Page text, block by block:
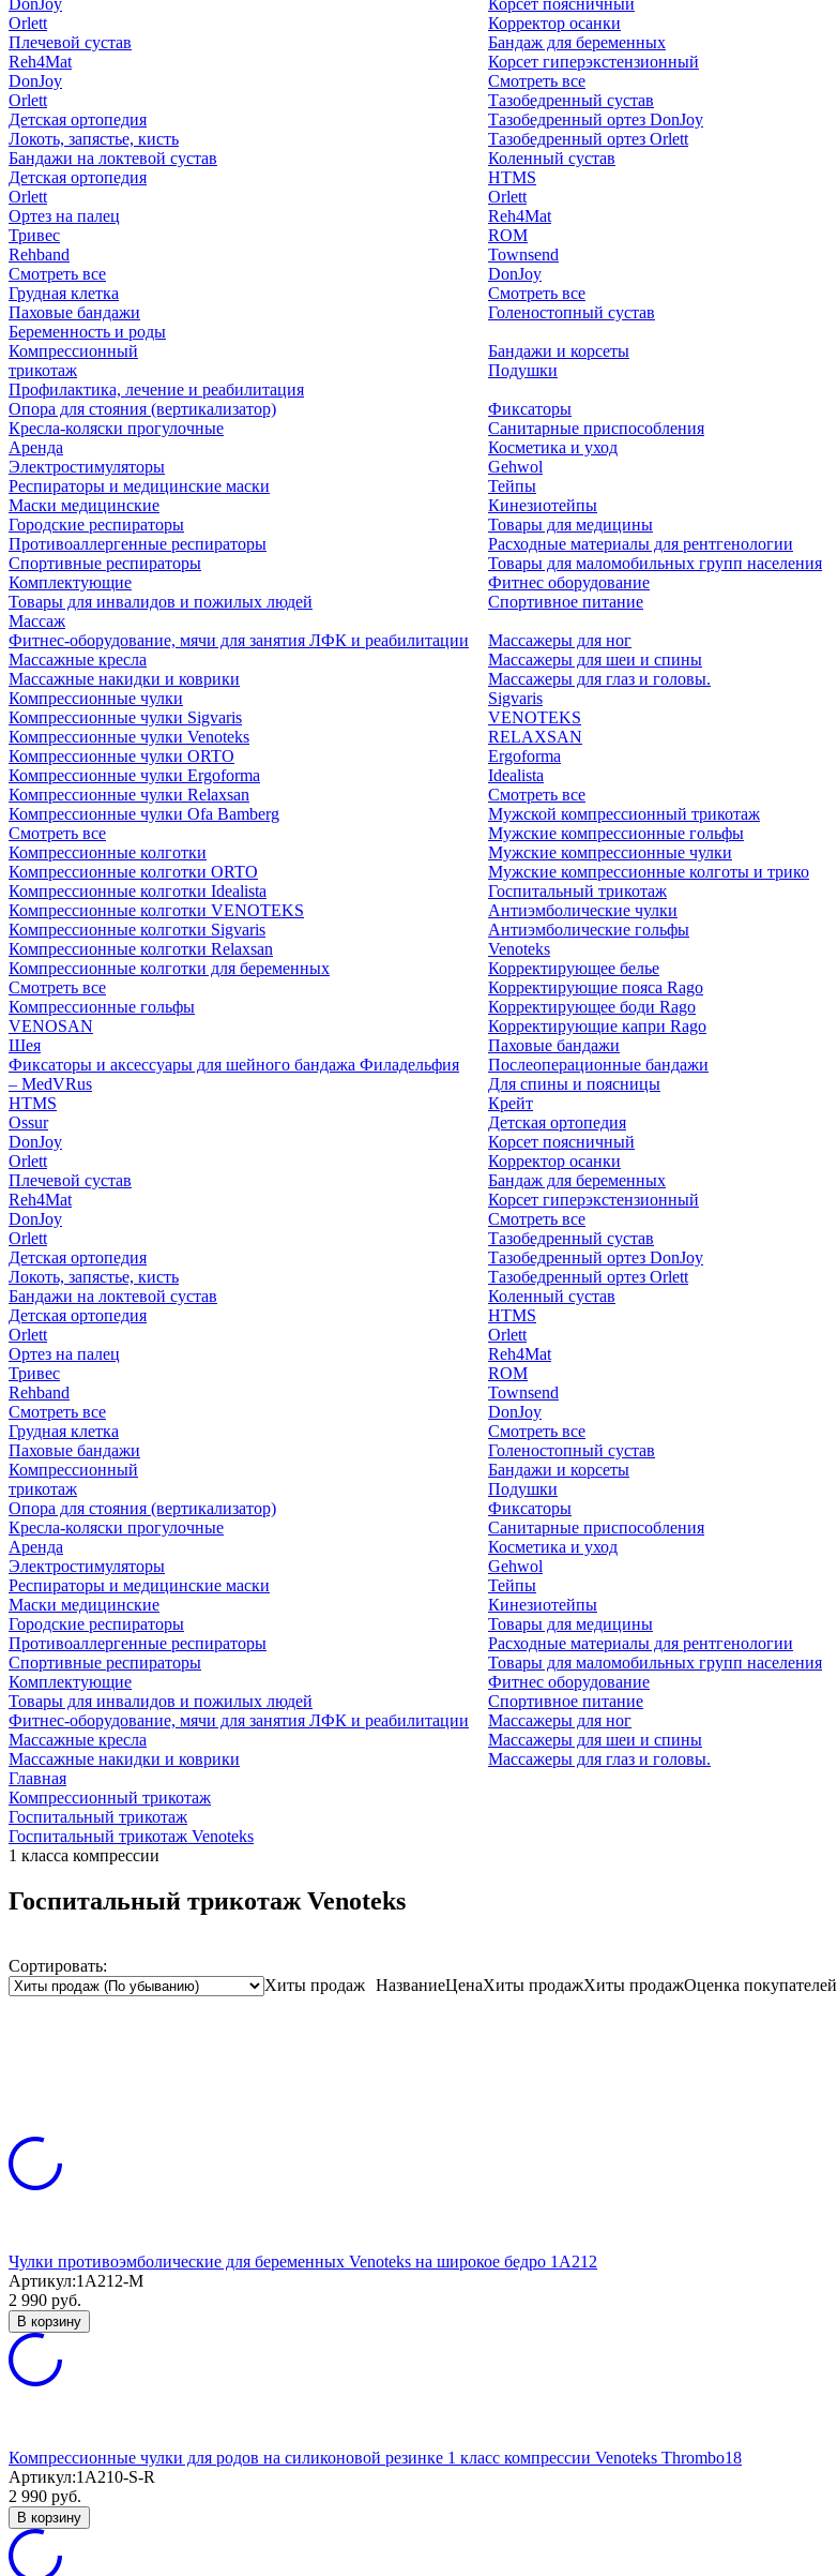
DonJoy
Orlett
Плечевой сустав
Reh4Mat
DonJoy
Orlett
Детская ортопедия
Локоть, запястье, кисть
Бандажи на локтевой сустав
Детская ортопедия
Orlett
Ортез на палец
Тривес
Rehband
Смотреть все
Грудная клетка
Паховые бандажи
Корсет поясничный
Корректор осанки
Бандаж для беременных
Корсет гиперэкстензионный
Смотреть все
Тазобедренный сустав
Тазобедренный ортез DonJoy
Тазобедренный ортез Orlett
Коленный сустав
HTMS
Orlett
Reh4Mat
ROM
Townsend
DonJoy
Смотреть все
Голеностопный сустав
Беременность и роды
Компрессионный
трикотаж
Бандажи и корсеты
Подушки
Профилактика, лечение и реабилитация
Опора для стояния (вертикализатор)
Кресла-коляски прогулочные
Аренда
Электростимуляторы
Респираторы и медицинские маски
Маски медицинские
Городские респираторы
Противоаллергенные респираторы
Спортивные респираторы
Комплектующие
Товары для инвалидов и пожилых людей
Фиксаторы
Санитарные приспособления
Косметика и уход
Gehwol
Тейпы
Кинезиотейпы
Товары для медицины
Расходные материалы для рентгенологии
Товары для маломобильных групп населения
Фитнес оборудование
Спортивное питание
Массаж
Фитнес-оборудование, мячи для занятия ЛФК и реабилитации
Массажные кресла
Массажные накидки и коврики
Массажеры для ног
Массажеры для шеи и спины
Массажеры для глаз и головы.
Компрессионные чулки
Компрессионные чулки Sigvaris
Компрессионные чулки Venoteks
Компрессионные чулки ORTO
Компрессионные чулки Ergoforma
Компрессионные чулки Relaxsan
Компрессионные чулки Ofa Bamberg
Смотреть все
Компрессионные колготки
Компрессионные колготки ORTO
Компрессионные колготки Idealista
Компрессионные колготки VENOTEKS
Компрессионные колготки Sigvaris
Компрессионные колготки Relaxsan
Компрессионные колготки для беременных
Смотреть все
Компрессионные гольфы
VENOSAN
Sigvaris
VENOTEKS
RELAXSAN
Ergoforma
Idealista
Смотреть все
Мужской компрессионный трикотаж
Мужские компрессионные гольфы
Мужские компрессионные чулки
Мужские компрессионные колготы и трико
Госпитальный трикотаж
Антиэмболические чулки
Антиэмболические гольфы
Venoteks
Корректирующее белье
Корректирующие пояса Rago
Корректирующее боди Rago
Корректирующие капри Rago
Шея
Фиксаторы и аксессуары для шейного бандажа Филадельфия
– MedVRus
HTMS
Ossur
DonJoy
Orlett
Плечевой сустав
Reh4Mat
DonJoy
Orlett
Детская ортопедия
Локоть, запястье, кисть
Бандажи на локтевой сустав
Детская ортопедия
Orlett
Ортез на палец
Тривес
Rehband
Смотреть все
Грудная клетка
Паховые бандажи
Паховые бандажи
Послеоперационные бандажи
Для спины и поясницы
Крейт
Детская ортопедия
Корсет поясничный
Корректор осанки
Бандаж для беременных
Корсет гиперэкстензионный
Смотреть все
Тазобедренный сустав
Тазобедренный ортез DonJoy
Тазобедренный ортез Orlett
Коленный сустав
HTMS
Orlett
Reh4Mat
ROM
Townsend
DonJoy
Смотреть все
Голеностопный сустав
Компрессионный
трикотаж
Бандажи и корсеты
Подушки
Опора для стояния (вертикализатор)
Кресла-коляски прогулочные
Аренда
Электростимуляторы
Респираторы и медицинские маски
Маски медицинские
Городские респираторы
Противоаллергенные респираторы
Спортивные респираторы
Комплектующие
Товары для инвалидов и пожилых людей
Фиксаторы
Санитарные приспособления
Косметика и уход
Gehwol
Тейпы
Кинезиотейпы
Товары для медицины
Расходные материалы для рентгенологии
Товары для маломобильных групп населения
Фитнес оборудование
Спортивное питание
Фитнес-оборудование, мячи для занятия ЛФК и реабилитации
Массажные кресла
Массажные накидки и коврики
Массажеры для ног
Массажеры для шеи и спины
Массажеры для глаз и головы.
Главная
Компрессионный трикотаж
Госпитальный трикотаж
Госпитальный трикотаж Venoteks
1 класса компрессии
Госпитальный трикотаж Venoteks
Сортировать:
Хиты продаж НазваниеЦенаХиты продажХиты продажОценка покупателей
Чулки противоэмболические для беременных Venoteks на широкое бедро 1A212
Артикул:1A212-M
2 990 руб.
В корзину
Компрессионные чулки для родов на силиконовой резинке 1 класс компрессии Venoteks Thrombo18
Артикул:1A210-S-R
2 990 руб.
В корзину